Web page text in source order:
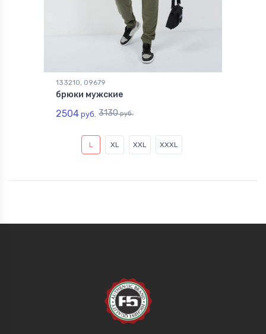
133210, 09679
брюки мужские
2504 руб. 3130руб.
L XL XXL XXXL